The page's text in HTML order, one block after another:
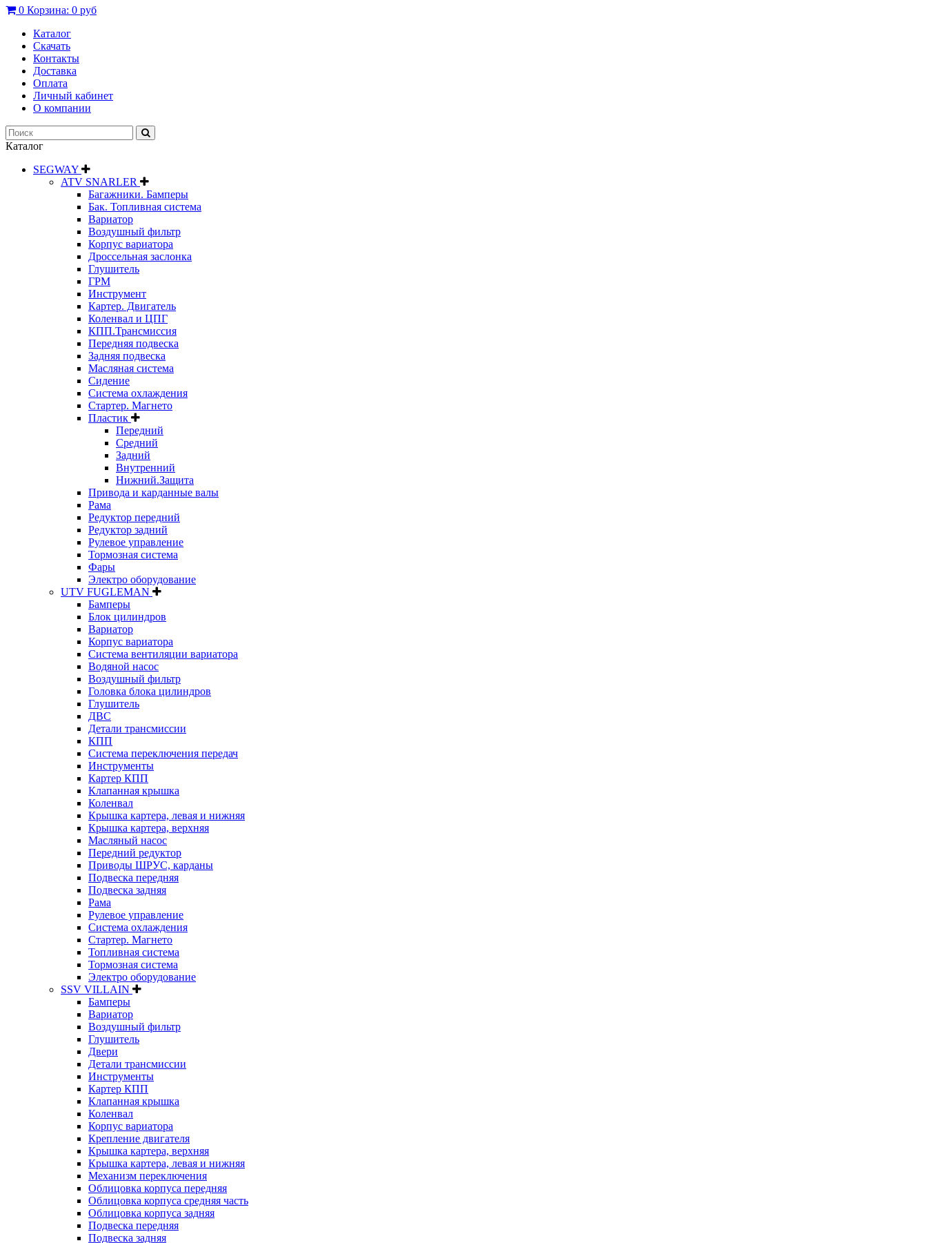
0 Корзина: 0 руб
Каталог
Скачать
Контакты
Доставка
Оплата
Личный кабинет
О компании
Каталог
SEGWAY
ATV SNARLER
Багажники. Бамперы
Бак. Топливная система
Вариатор
Воздушный фильтр
Корпус вариатора
Дроссельная заслонка
Глушитель
ГРМ
Инструмент
Картер. Двигатель
Коленвал и ЦПГ
КПП.Трансмиссия
Передняя подвеска
Задняя подвеска
Масляная система
Сидение
Система охлаждения
Стартер. Магнето
Пластик
Передний
Средний
Задний
Внутренний
Нижний.Защита
Привода и карданные валы
Рама
Редуктор передний
Редуктор задний
Рулевое управление
Тормозная система
Фары
Электро оборудование
UTV FUGLEMAN
Бамперы
Блок цилиндров
Вариатор
Корпус вариатора
Система вентиляции вариатора
Водяной насос
Воздушный фильтр
Головка блока цилиндров
Глушитель
ДВС
Детали трансмиссии
КПП
Система переключения передач
Инструменты
Картер КПП
Клапанная крышка
Коленвал
Крышка картера, левая и нижняя
Крышка картера, верхняя
Масляный насос
Передний редуктор
Приводы ШРУС, карданы
Подвеска передняя
Подвеска задняя
Рама
Рулевое управление
Система охлаждения
Стартер. Магнето
Топливная система
Тормозная система
Электро оборудование
SSV VILLAIN
Бамперы
Вариатор
Воздушный фильтр
Глушитель
Двери
Детали трансмиссии
Инструменты
Картер КПП
Клапанная крышка
Коленвал
Корпус вариатора
Крепление двигателя
Крышка картера, верхняя
Крышка картера, левая и нижняя
Механизм переключения
Облицовка корпуса передняя
Облицовка корпуса средняя часть
Облицовка корпуса задняя
Подвеска передняя
Подвеска задняя